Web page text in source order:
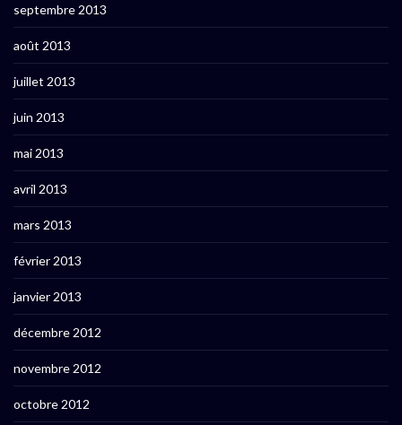
septembre 2013
août 2013
juillet 2013
juin 2013
mai 2013
avril 2013
mars 2013
février 2013
janvier 2013
décembre 2012
novembre 2012
octobre 2012